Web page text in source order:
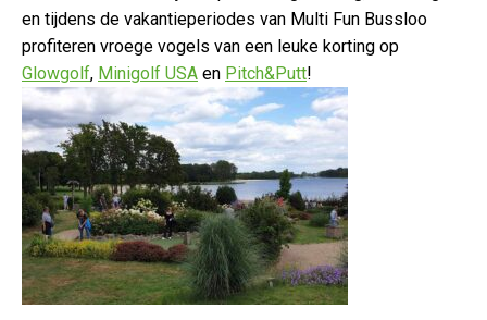
en tijdens de vakantieperiodes van Multi Fun Bussloo
profiteren vroege vogels van een leuke korting op
Glowgolf, Minigolf USA en Pitch&Putt!